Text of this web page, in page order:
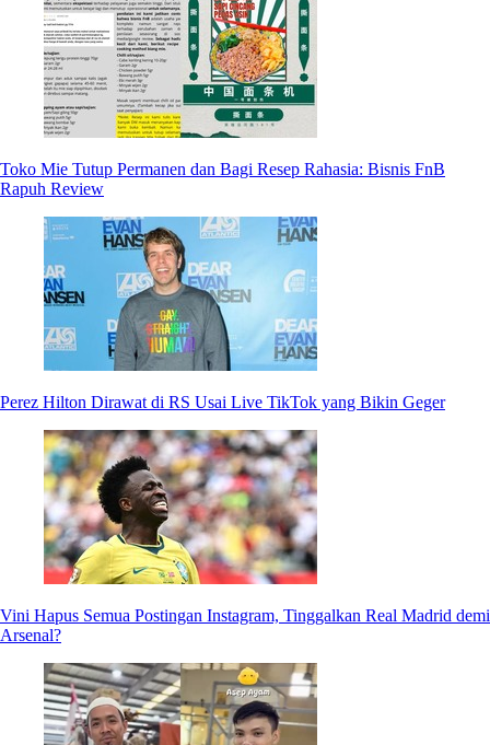
Toko Mie Tutup Permanen dan Bagi Resep Rahasia: Bisnis FnB
Rapuh Review
Perez Hilton Dirawat di RS Usai Live TikTok yang Bikin Geger
Vini Hapus Semua Postingan Instagram, Tinggalkan Real Madrid demi
Arsenal?